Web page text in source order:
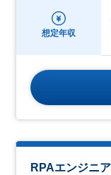
想定年収
RPAエンジニ